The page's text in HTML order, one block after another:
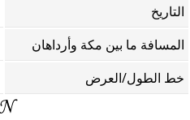
التاريخ
المسافة ما بين مكة وأرداهان
خط الطول/العرض